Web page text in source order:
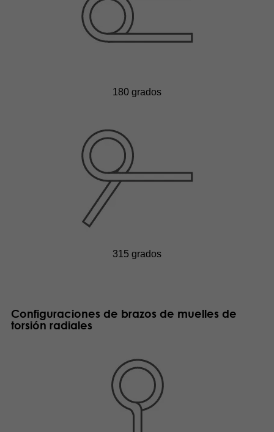
180 grados
315 grados
Configuraciones de brazos de muelles de
torsión radiales